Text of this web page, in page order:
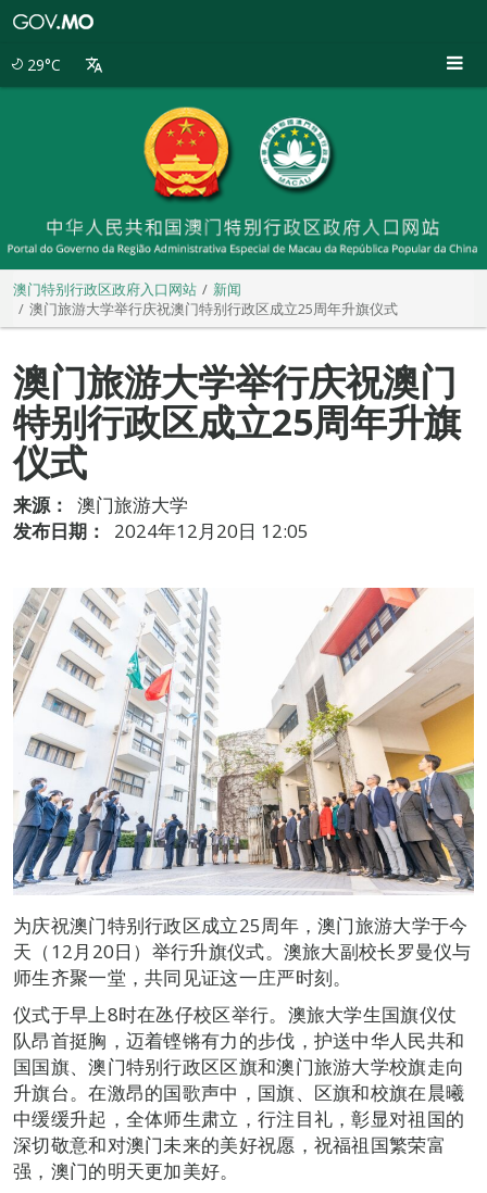
29°C
澳门特别行政区政府入口网站
新闻
澳门旅游大学举行庆祝澳门特别行政区成立25周年升旗仪式
澳门旅游大学举行庆祝澳门
特别行政区成立25周年升旗
仪式
来源：
澳门旅游大学
发布日期：
2024年12月20日 12:05
为庆祝澳门特别行政区成立25周年，澳门旅游大学于今
天（12月20日）举行升旗仪式。澳旅大副校长罗曼仪与
师生齐聚一堂，共同见证这一庄严时刻。
仪式于早上8时在氹仔校区举行。澳旅大学生国旗仪仗
队昂首挺胸，迈着铿锵有力的步伐，护送中华人民共和
国国旗、澳门特别行政区区旗和澳门旅游大学校旗走向
升旗台。在激昂的国歌声中，国旗、区旗和校旗在晨曦
中缓缓升起，全体师生肃立，行注目礼，彰显对祖国的
深切敬意和对澳门未来的美好祝愿，祝福祖国繁荣富
强，澳门的明天更加美好。